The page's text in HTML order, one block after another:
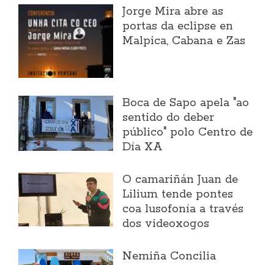
Jorge Mira abre as
portas da eclipse en
Malpica, Cabana e Zas
Boca de Sapo apela "ao
sentido do deber
público" polo Centro de
Día XA
O camariñán Juan de
Lilium tende pontes
coa lusofonía a través
dos videoxogos
Nemiña Concilia